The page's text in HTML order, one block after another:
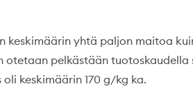
keskimäärin yhtä paljon maitoa
otetaan pelkästään tuotoskaudella
keskimäärin 170 g/kg ka.